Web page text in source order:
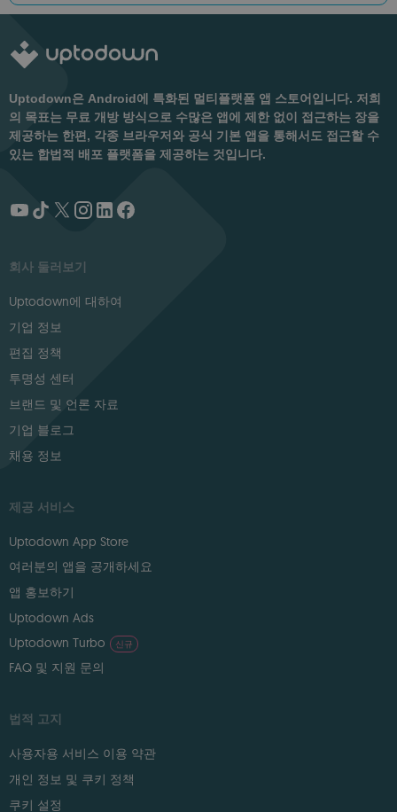
Uptodown은 Android에 특화된 멀티플랫폼 앱 스토어입니다. 저희
의 목표는 무료 개방 방식으로 수많은 앱에 제한 없이 접근하는 장을
제공하는 한편, 각종 브라우저와 공식 기본 앱을 통해서도 접근할 수
있는 합법적 배포 플랫폼을 제공하는 것입니다.
회사 둘러보기
Uptodown에 대하여
기업 정보
편집 정책
투명성 센터
브랜드 및 언론 자료
기업 블로그
채용 정보
제공 서비스
Uptodown App Store
여러분의 앱을 공개하세요
앱 홍보하기
Uptodown Ads
Uptodown Turbo
신규
FAQ 및 지원 문의
법적 고지
사용자용 서비스 이용 약관
개인 정보 및 쿠키 정책
쿠키 설정